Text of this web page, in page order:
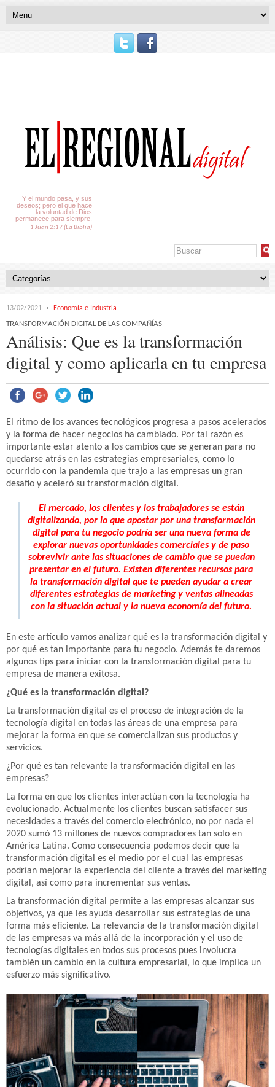
Y el mundo pasa, y sus
deseos; pero el que hace
la voluntad de Dios
permanece para siempre.
1 Juan 2:17 (La Biblia)
13/02/2021 Economía e Industria
TRANSFORMACIÓN DIGITAL DE LAS COMPAÑÍAS
Análisis: Que es la transformación
digital y como aplicarla en tu empresa
El ritmo de los avances tecnológicos progresa a pasos acelerados
y la forma de hacer negocios ha cambiado. Por tal razón es
importante estar atento a los cambios que se generan para no
quedarse atrás en las estrategias empresariales, como lo
ocurrido con la pandemia que trajo a las empresas un gran
desafío y aceleró su transformación digital.
El mercado, los clientes y los trabajadores se están
digitalizando, por lo que apostar por una transformación
digital para tu negocio podría ser una nueva forma de
explorar nuevas oportunidades comerciales y de paso
sobrevivir ante las situaciones de cambio que se puedan
presentar en el futuro. Existen diferentes recursos para
la transformación digital que te pueden ayudar a crear
diferentes estrategias de marketing y ventas alineadas
con la situación actual y la nueva economía del futuro.
En este artículo vamos analizar qué es la transformación digital y
por qué es tan importante para tu negocio. Además te daremos
algunos tips para iniciar con la transformación digital para tu
empresa de manera exitosa.
¿Qué es la transformación digital?
La transformación digital es el proceso de integración de la
tecnología digital en todas las áreas de una empresa para
mejorar la forma en que se comercializan sus productos y
servicios.
¿Por qué es tan relevante la transformación digital en las
empresas?
La forma en que los clientes interactúan con la tecnología ha
evolucionado. Actualmente los clientes buscan satisfacer sus
necesidades a través del comercio electrónico, no por nada el
2020 sumó 13 millones de nuevos compradores tan solo en
América Latina. Como consecuencia podemos decir que la
transformación digital es el medio por el cual las empresas
podrían mejorar la experiencia del cliente a través del marketing
digital, así como para incrementar sus ventas.
La transformación digital permite a las empresas alcanzar sus
objetivos, ya que les ayuda desarrollar sus estrategias de una
forma más eficiente. La relevancia de la transformación digital
de las empresas va más allá de la incorporación y el uso de
tecnologías digitales en todos sus procesos pues involucra
también un cambio en la cultura empresarial, lo que implica un
esfuerzo más significativo.